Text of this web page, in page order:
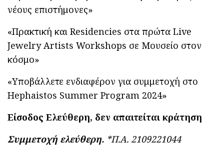
νέους επιστήμονες»
«Πρακτική και Residencies στα πρώτα Live
Jewelry Artists Workshops σε Μουσείο στον
κόσμο»
«Υποβάλλετε ενδιαφέρον για συμμετοχή στο
Hephaistos Summer Program 2024»
Είσοδος Ελεύθερη, δεν απαιτείται κράτηση
Συμμετοχή ελεύθερη. *Π.Α. 2109221044